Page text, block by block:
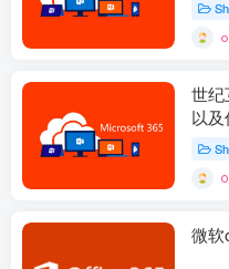
世纪
以
微软